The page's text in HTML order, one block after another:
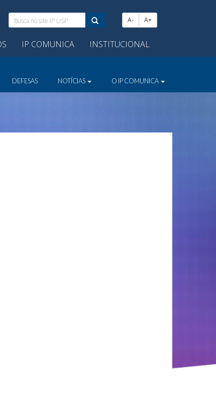
Busca
no
site
IP
A- A+
IP COMUNICA INSTITUCIONAL
DEFESAS NOTÍCIAS O IP COMUNICA